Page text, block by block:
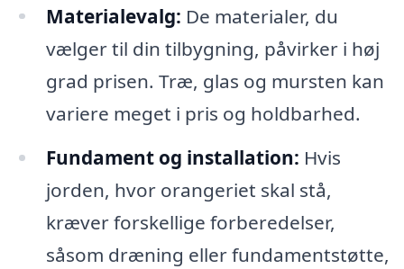
Materialevalg: De materialer, du
vælger til din tilbygning, påvirker i høj
grad prisen. Træ, glas og mursten kan
variere meget i pris og holdbarhed.
Fundament og installation: Hvis
jorden, hvor orangeriet skal stå,
kræver forskellige forberedelser,
såsom dræning eller fundamentstøtte,